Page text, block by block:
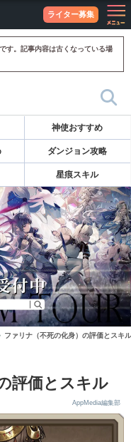
ライター募集
す。記事内容は古くなっている場
神使おすすめ
ダンジョン攻略
星痕スキル
ファリナ（不死の化身）の評価とスキル
評価とスキル
AppMedia編集部